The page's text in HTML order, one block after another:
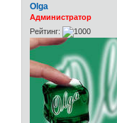
Olga
Администратор
Рейтинг: